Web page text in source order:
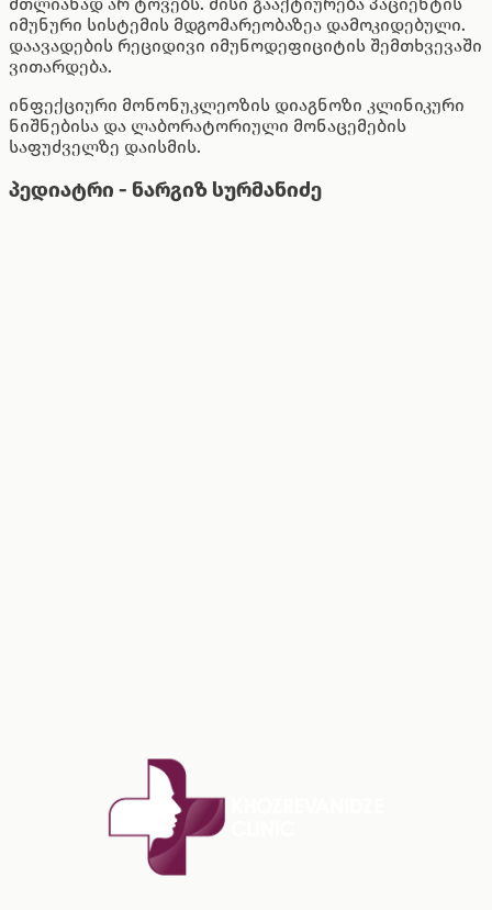
იმუნური სისტემის მდგომარეობაზეა დამოკიდებული.
დაავადების რეციდივი იმუნოდეფიციტის შემთხვევაში
ვითარდება.
ინფექციური მონონუკლეოზის დიაგნოზი კლინიკური
ნიშნებისა და ლაბორატორიული მონაცემების
საფუძველზე დაისმის.
პედიატრი - ნარგიზ სურმანიძე